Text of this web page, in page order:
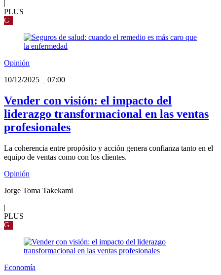
PLUS
G
Opinión
10/12/2025
07:00
Vender con visión: el impacto del
liderazgo transformacional en las ventas
profesionales
La coherencia entre propósito y acción genera confianza tanto en el
equipo de ventas como con los clientes.
Opinión
Jorge Toma Takekami
|
PLUS
G
Economía